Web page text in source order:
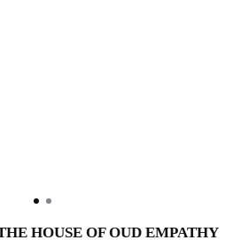
HOUSE OF OUD EMPATHY